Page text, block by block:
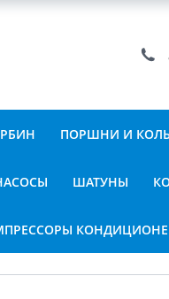
ПОРШНИ И
ШАТУНЫ